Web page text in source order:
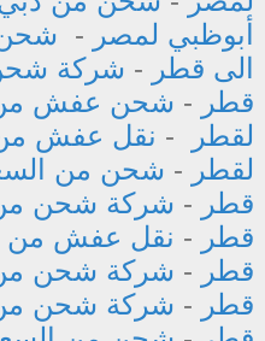
أبوظبي لمصر - شحن
الى قطر - شركة
قطر - شحن عفش من
لقطر
- نقل عفش من
لقطر - شحن من
قطر - شركة شحن من
قطر - نقل عفش من
قطر - شركة شحن من
قطر - شركة شحن من